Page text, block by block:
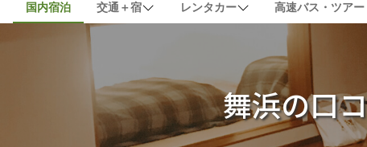
国内宿泊 交通＋宿 レンタカー 高速バス・ツアー
舞浜の口